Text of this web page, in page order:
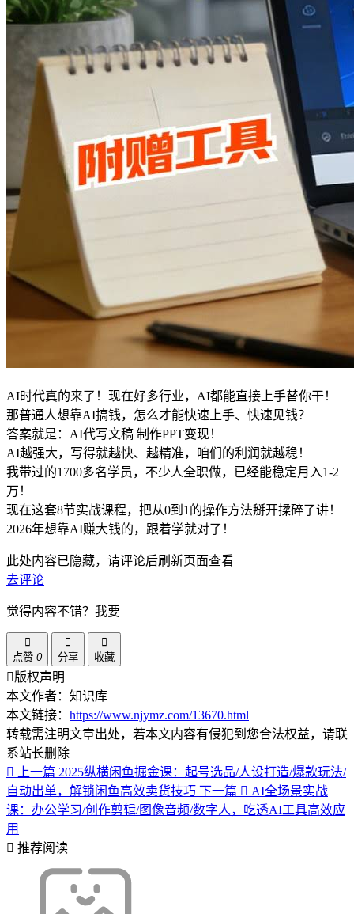
AI时代真的来了！现在好多行业，AI都能直接上手替你干！
那普通人想靠AI搞钱，怎么才能快速上手、快速见钱？
答案就是：AI代写文稿 制作PPT变现！
AI越强大，写得就越快、越精准，咱们的利润就越稳！
我带过的1700多名学员，不少人全职做，已经能稳定月入1-2
万！
现在这套8节实战课程，把从0到1的操作方法掰开揉碎了讲！
2026年想靠AI赚大钱的，跟着学就对了！
此处内容已隐藏，请评论后刷新页面查看
去评论
觉得内容不错？我要
点赞 0 分享 收藏
版权声明
本文作者：知识库
本文链接： https://www.njymz.com/13670.html
转载需注明文章出处，若本文内容有侵犯到您合法权益，请联
系站长删除
上一篇 2025纵横闲鱼掘金课：起号选品/人设打造/爆款玩法/
自动出单，解锁闲鱼高效卖货技巧 下一篇
AI全场景实战
课：办公学习/创作剪辑/图像音频/数字人，吃透AI工具高效应
用
推荐阅读